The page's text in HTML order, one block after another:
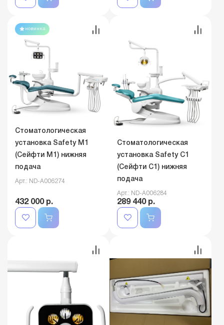
новинка
Стоматологическая
установка Safety M1
(Сейфти M1) нижняя
подача
Арт.: ND-A006274
432 000 р.
Стоматологическая
установка Safety C1
(Сейфти C1) нижняя
подача
Арт.: ND-A006284
289 440 р.